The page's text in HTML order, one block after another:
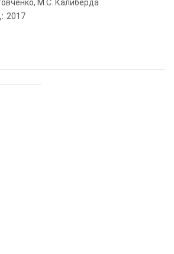
М.С. Калиберда
2017